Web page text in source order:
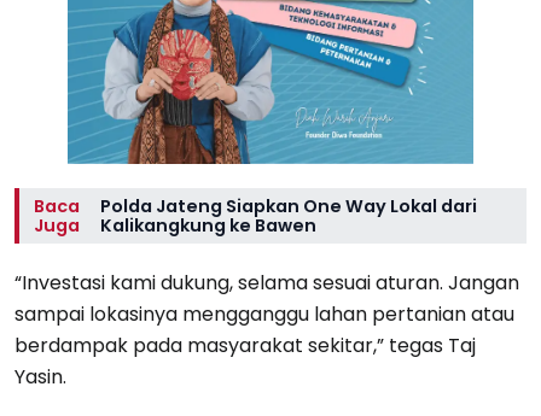
Baca
Juga
Polda Jateng Siapkan One Way Lokal dari
Kalikangkung ke Bawen
“Investasi kami dukung, selama sesuai aturan. Jangan
sampai lokasinya mengganggu lahan pertanian atau
berdampak pada masyarakat sekitar,” tegas Taj
Yasin.